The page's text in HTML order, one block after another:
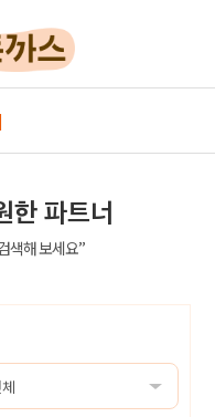
한 파트너
색해 보세요”